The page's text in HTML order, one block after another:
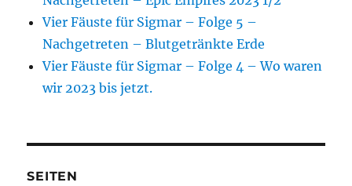
Vier Fäuste für Sigmar – Folge 5 –
Nachgetreten – Blutgetränkte Erde
Vier Fäuste für Sigmar – Folge 4 – Wo waren
wir 2023 bis jetzt.
SEITEN